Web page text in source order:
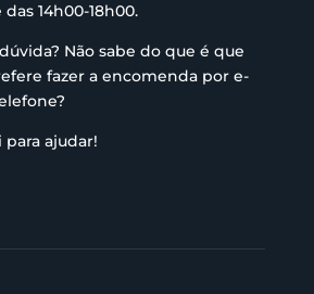
14h00-18h00.
Não sabe do que é que
fazer a encomenda por e-
para ajudar!